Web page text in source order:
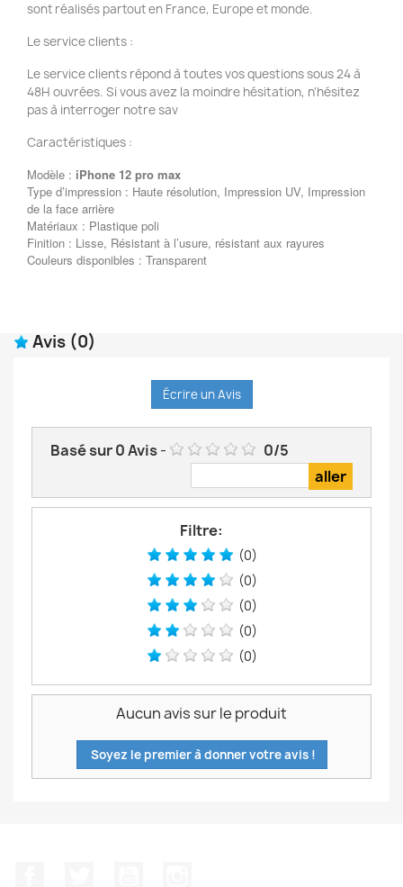
sont réalisés partout en France, Europe et monde.
Le service clients :
Le service clients répond à toutes vos questions sous 24 à
48H ouvrées. Si vous avez la moindre hésitation, n'hésitez
pas à interroger notre sav
Caractéristiques :
Modèle : iPhone 12 pro max
Type d’impression : Haute résolution, Impression UV, Impression
de la face arrière
Matériaux : Plastique poli
Finition : Lisse, Résistant à l’usure, résistant aux rayures
Couleurs disponibles : Transparent
Avis (0)
Écrire un Avis
Basé sur0Avis- 0/5
Filtre:
(0)
(0)
(0)
(0)
(0)
Aucun avis sur le produit
Soyez le premier à donner votre avis !